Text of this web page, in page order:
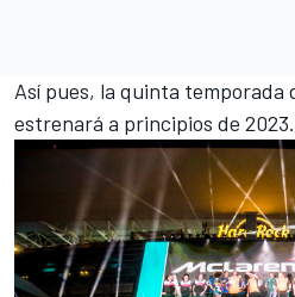
Así pues, la quinta temporada
estrenará a principios de 2023.